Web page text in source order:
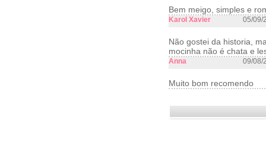
Bem meigo, simples e
Karol Xavier 05/09/
Não gostei da historia,
mocinha não é chata e
Anna 09/08/
Muito bom recomendo